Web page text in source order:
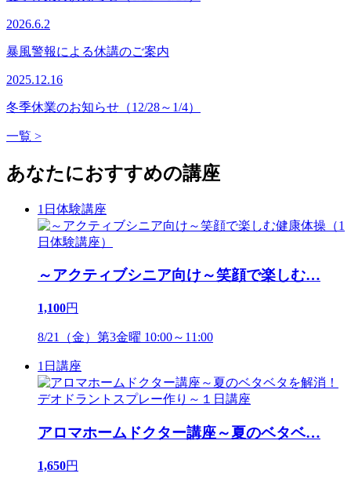
2026.6.2
暴風警報による休講のご案内
2025.12.16
冬季休業のお知らせ（12/28～1/4）
一覧 >
あなたにおすすめの講座
1日体験講座
～アクティブシニア向け～笑顔で楽しむ…
1,100円
8/21（金）第3金曜 10:00～11:00
1日講座
アロマホームドクター講座～夏のベタベ…
1,650円